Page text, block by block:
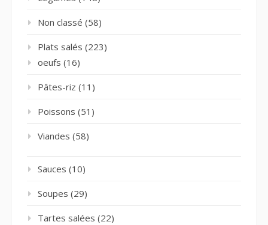
Non classé (58)
Plats salés (223)
oeufs (16)
Pâtes-riz (11)
Poissons (51)
Viandes (58)
Sauces (10)
Soupes (29)
Tartes salées (22)